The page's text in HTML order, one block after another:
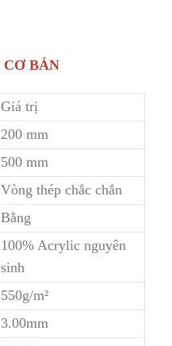
BẢN
Giá trị
200 mm
500 mm
Vòng thép chắc chắn
Bằng
100% Acrylic nguyên
sinh
550g/m²
3.00mm